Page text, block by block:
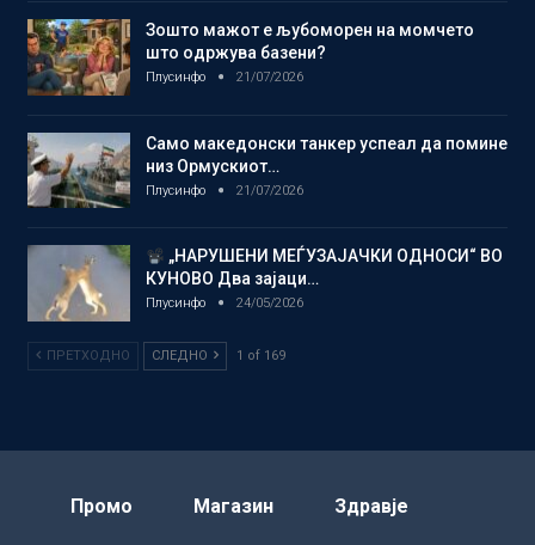
Зошто мажот е љубоморен на момчето
што одржува базени?
Плусинфо 21/07/2026
Само македонски танкер успеал да помине
низ Ормускиот…
Плусинфо 21/07/2026
„НАРУШЕНИ МЕЃУЗАЈАЧКИ ОДНОСИ“ ВО
КУНОВО Два зајаци…
Плусинфо 24/05/2026
ПРЕТХОДНО СЛЕДНО 1 of 169
Промо Магазин Здравје